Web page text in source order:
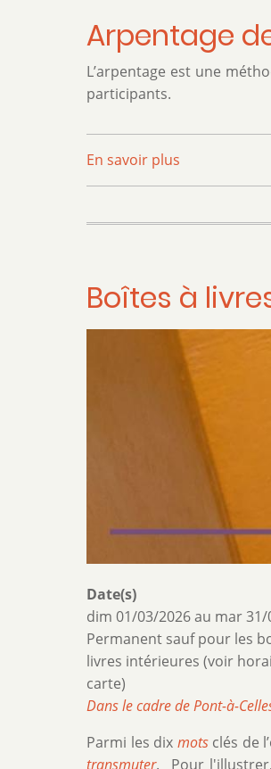
Arpentage
L’arpentage est une
participants.
En savoir plus
Arpentage
livre
Boîtes à
Date(s)
dim 01/03/2026au mar 31/
Permanent sauf pour les
livres intérieures (voir
carte)
Dans le cadre de Pont-à-
Parmi les dix motsclés de
transmuter. Pour